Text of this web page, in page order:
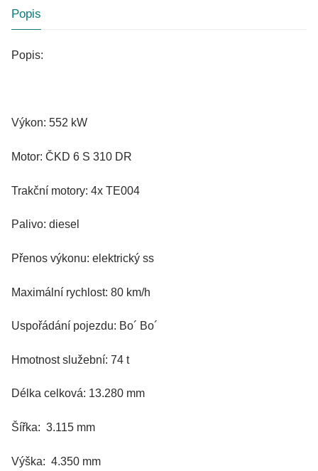
Popis
Popis:
Výkon: 552 kW
Motor: ČKD 6 S 310 DR
Trakční motory: 4x TE004
Palivo: diesel
Přenos výkonu: elektrický ss
Maximální rychlost: 80 km/h
Uspořádání pojezdu: Bo´ Bo´
Hmotnost služební: 74 t
Délka celková: 13.280 mm
Šířka: 3.115 mm
Výška: 4.350 mm